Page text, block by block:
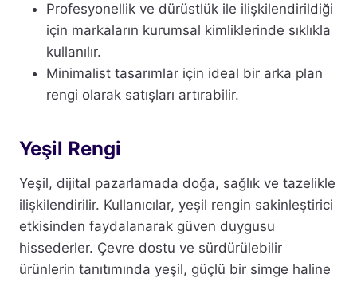
Profesyonellik ve dürüstlük ile ilişkilendirildiği
için markaların kurumsal kimliklerinde sıklıkla
kullanılır.
Minimalist tasarımlar için ideal bir arka plan
rengi olarak satışları artırabilir.
Yeşil Rengi
Yeşil, dijital pazarlamada doğa, sağlık ve tazelikle
ilişkilendirilir. Kullanıcılar, yeşil rengin sakinleştirici
etkisinden faydalanarak güven duygusu
hissederler. Çevre dostu ve sürdürülebilir
ürünlerin tanıtımında yeşil, güçlü bir simge haline